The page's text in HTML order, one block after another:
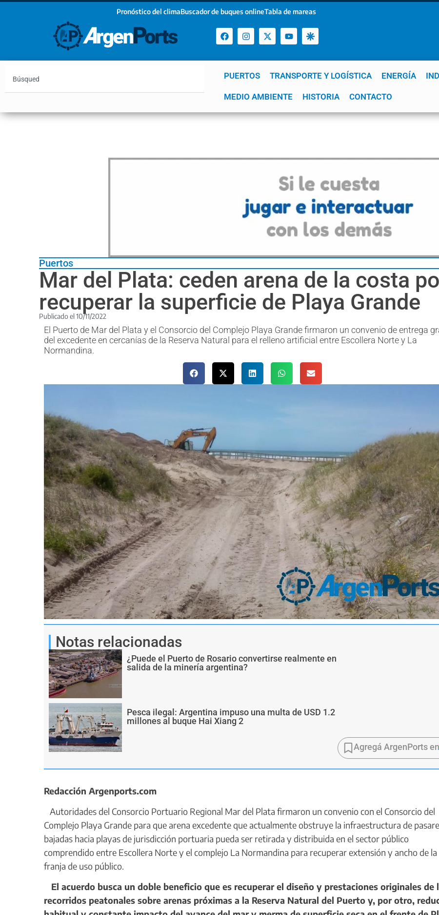
Pronóstico del climaBuscador de buques onlineTabla de mareas
PUERTOS TRANSPORTE Y LOGÍSTICA ENERGÍA
MEDIO AMBIENTE HISTORIA CONTACTO
YPF GNL Mar del Plata Patagonia Quequén
Puertos
Mar del Plata: ceden arena de la costa
recuperar la superficie de Playa Grande
Publicado el 10/11/2022
El Puerto de Mar del Plata y el Consorcio del Complejo Playa Grande firmaron un convenio de entrega
del excedente en cercanías de la Reserva Natural para el relleno artificial entre Escollera Norte y La
Normandina.
Notas relacionadas
¿Puede el Puerto de Rosario convertirse realmente en
salida de la minería argentina?
Pesca ilegal: Argentina impuso una multa de USD 1.2
millones al buque Hai Xiang 2
Agregá ArgenPorts en
Redacción Argenports.com
Autoridades del Consorcio Portuario Regional Mar del Plata firmaron un convenio con el Consorcio del
Complejo Playa Grande para que arena excedente que actualmente obstruye la infraestructura de
bajadas hacia playas de jurisdicción portuaria pueda ser retirada y distribuida en el sector público
comprendido entre Escollera Norte y el complejo La Normandina para recuperar extensión y ancho de la
franja de uso público.
El acuerdo busca un doble beneficio que es recuperar el diseño y prestaciones originales de
recorridos peatonales sobre arenas próximas a la Reserva Natural del Puerto y, por otro,
¡Sumate a nuestro Newsletter!
Email
Estoy de acuerdo con las condiciones y políticas de